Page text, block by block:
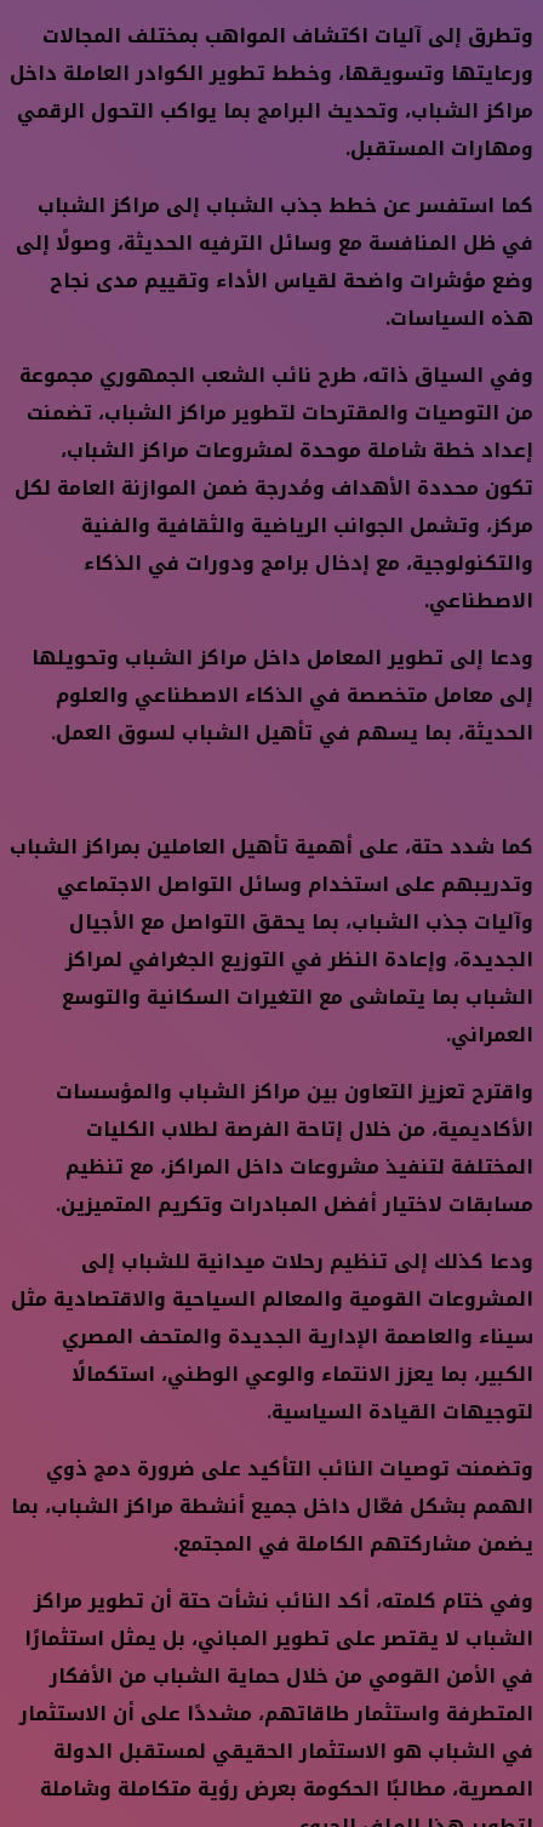
وتطرق إلى آليات اكتشاف المواهب بمختلف المجالات
ورعايتها وتسويقها، وخطط تطوير الكوادر العاملة داخل
مراكز الشباب، وتحديث البرامج بما يواكب التحول الرقمي
ومهارات المستقبل.
كما استفسر عن خطط جذب الشباب إلى مراكز الشباب
في ظل المنافسة مع وسائل الترفيه الحديثة، وصولًا إلى
وضع مؤشرات واضحة لقياس الأداء وتقييم مدى نجاح
هذه السياسات.
وفي السياق ذاته، طرح نائب الشعب الجمهوري مجموعة
من التوصيات والمقترحات لتطوير مراكز الشباب، تضمنت
إعداد خطة شاملة موحدة لمشروعات مراكز الشباب،
تكون محددة الأهداف ومُدرجة ضمن الموازنة العامة لكل
مركز، وتشمل الجوانب الرياضية والثقافية والفنية
والتكنولوجية، مع إدخال برامج ودورات في الذكاء
الاصطناعي.
ودعا إلى تطوير المعامل داخل مراكز الشباب وتحويلها
إلى معامل متخصصة في الذكاء الاصطناعي والعلوم
الحديثة، بما يسهم في تأهيل الشباب لسوق العمل.
كما شدد حتة، على أهمية تأهيل العاملين بمراكز الشباب
وتدريبهم على استخدام وسائل التواصل الاجتماعي
وآليات جذب الشباب، بما يحقق التواصل مع الأجيال
الجديدة، وإعادة النظر في التوزيع الجغرافي لمراكز
الشباب بما يتماشى مع التغيرات السكانية والتوسع
العمراني.
واقترح تعزيز التعاون بين مراكز الشباب والمؤسسات
الأكاديمية، من خلال إتاحة الفرصة لطلاب الكليات
المختلفة لتنفيذ مشروعات داخل المراكز، مع تنظيم
مسابقات لاختيار أفضل المبادرات وتكريم المتميزين.
ودعا كذلك إلى تنظيم رحلات ميدانية للشباب إلى
المشروعات القومية والمعالم السياحية والاقتصادية مثل
سيناء والعاصمة الإدارية الجديدة والمتحف المصري
الكبير، بما يعزز الانتماء والوعي الوطني، استكمالًا
لتوجيهات القيادة السياسية.
وتضمنت توصيات النائب التأكيد على ضرورة دمج ذوي
الهمم بشكل فعّال داخل جميع أنشطة مراكز الشباب، بما
يضمن مشاركتهم الكاملة في المجتمع.
وفي ختام كلمته، أكد النائب نشأت حتة أن تطوير مراكز
الشباب لا يقتصر على تطوير المباني، بل يمثل استثمارًا
في الأمن القومي من خلال حماية الشباب من الأفكار
المتطرفة واستثمار طاقاتهم، مشددًا على أن الاستثمار
في الشباب هو الاستثمار الحقيقي لمستقبل الدولة
المصرية، مطالبًا الحكومة بعرض رؤية متكاملة وشاملة